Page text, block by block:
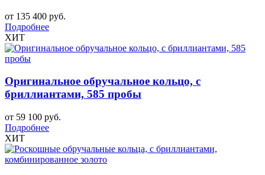
от 135 400 руб.
Подробнее
ХИТ
Оригинальное обручальное кольцо, с
бриллиантами, 585 пробы
от 59 100 руб.
Подробнее
ХИТ